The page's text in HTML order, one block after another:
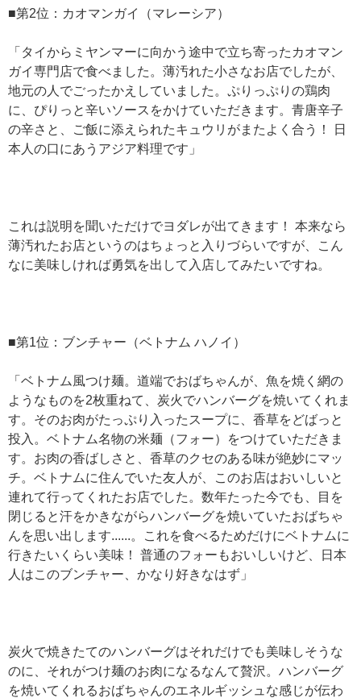
■第2位：カオマンガイ（マレーシア）
「タイからミヤンマーに向かう途中で立ち寄ったカオマン
ガイ専門店で食べました。薄汚れた小さなお店でしたが、
地元の人でごったかえしていました。ぷりっぷりの鶏肉
に、ぴりっと辛いソースをかけていただきます。青唐辛子
の辛さと、ご飯に添えられたキュウリがまたよく合う！ 日
本人の口にあうアジア料理です」
これは説明を聞いただけでヨダレが出てきます！ 本来なら
薄汚れたお店というのはちょっと入りづらいですが、こん
なに美味しければ勇気を出して入店してみたいですね。
■第1位：ブンチャー（ベトナム ハノイ）
「ベトナム風つけ麺。道端でおばちゃんが、魚を焼く網の
ようなものを2枚重ねて、炭火でハンバーグを焼いてくれま
す。そのお肉がたっぷり入ったスープに、香草をどばっと
投入。ベトナム名物の米麺（フォー）をつけていただきま
す。お肉の香ばしさと、香草のクセのある味が絶妙にマッ
チ。ベトナムに住んでいた友人が、このお店はおいしいと
連れて行ってくれたお店でした。数年たった今でも、目を
閉じると汗をかきながらハンバーグを焼いていたおばちゃ
んを思い出します......。これを食べるためだけにベトナムに
行きたいくらい美味！ 普通のフォーもおいしいけど、日本
人はこのブンチャー、かなり好きなはず」
炭火で焼きたてのハンバーグはそれだけでも美味しそうな
のに、それがつけ麺のお肉になるなんて贅沢。ハンバーグ
を焼いてくれるおばちゃんのエネルギッシュな感じが伝わ